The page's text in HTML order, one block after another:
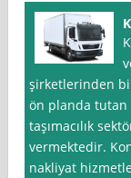
şirketlerinden
ön planda tutan
taşımacılık
vermektedir.
nakliyat